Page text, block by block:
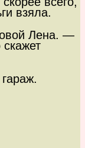
взяла.
Лена. —
скажет